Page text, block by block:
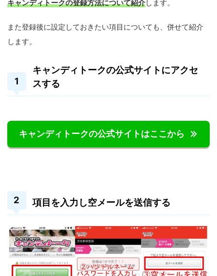
キャンディトークの登録方法について紹介します。
また登録後に設定しておきたい項目についても、併せて紹介
します。
キャンディトークの公式サイトにアクセ
スする
キャンディトークの公式サイトはここから
項目を入力し空メールを送信する